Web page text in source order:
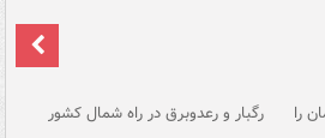
را رگبار و رعدوبرق در راه شمال کشور